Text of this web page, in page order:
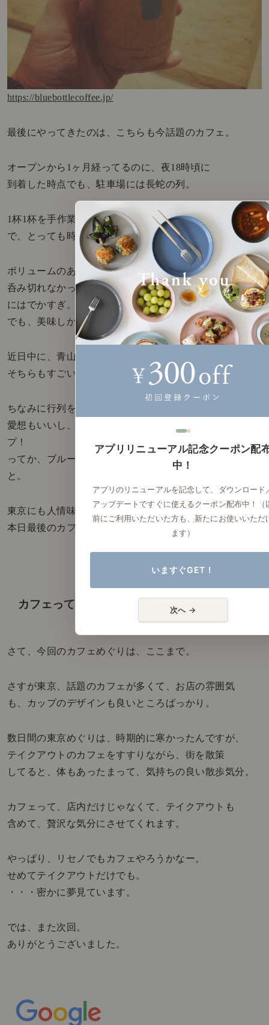
https://bluebottlecoffee.jp/
最後にやってきたのは、こちらも今話題のカフェ。
オープンから1ヶ月経ってるのに、夜18時頃に
到着した時点でも、駐車場には長蛇の列。
1杯1杯を手作業でスタッフさんが淹れてくれるの
で、とっても時間がかかるんですね。
ボリュームのあるカップサイズで、最後まで
呑み切れなかった。1日カフェめぐりしてきた僕
にはでかすぎ。
でも、美味しかったです。
近日中に、青山、代官山も出店するらしいので、
そちらもすごい列になりそうですね。
ちなみに行列を整理してた警備員のおじさんが、
愛想もいいし、人情味もあるしで、かなりポイントアッ
プ！
ってか、ブルーボトルの名物おじさんになるよ、きっ
と。
東京にも人情味のある人って、いるんだね。
本日最後のカフェで、とってもいい気分になりました。
カフェって、テイクアウトもいい気分！
さて、今回のカフェめぐりは、ここまで。
さすが東京、話題のカフェが多くて、お店の雰囲気
も、カップのデザインも良いところばっかり。
数日間の東京めぐりは、時期的に寒かったんですが、
テイクアウトのカフェをすすりながら、街を散策
してると、体もあったまって、気持ちの良い散歩気分。
カフェって、店内だけじゃなくて、テイクアウトも
含めて、贅沢な気分にさせてくれます。
やっぱり、リセノでもカフェやろうかなー。
せめてテイクアウトだけでも。
・・・密かに夢見ています。
では、また次回。
ありがとうございました。
アプリリニューアル記念クーポン配
中！
アプリのリニューアルを記念して、ダウンロード
アップデートですぐに使えるクーポン配布中！（
前にご利用いただいた方も、新たにお使いいただ
ます）
いますぐGET！
次へ →